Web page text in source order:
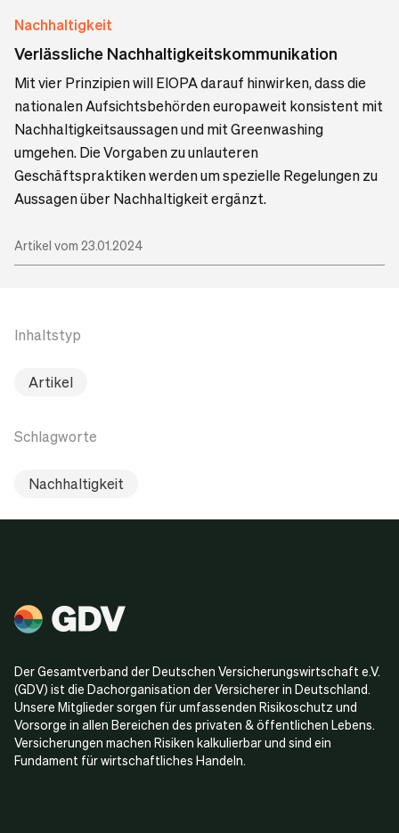
Nachhaltigkeit
Verlässliche Nachhaltigkeitskommunikation
Mit vier Prinzipien will EIOPA darauf hinwirken, dass die
nationalen Aufsichtsbehörden europaweit konsistent mit
Nachhaltigkeitsaussagen und mit Greenwashing
umgehen. Die Vorgaben zu unlauteren
Geschäftspraktiken werden um spezielle Regelungen zu
Aussagen über Nachhaltigkeit ergänzt.
Artikel vom 23.01.2024
Inhaltstyp
Artikel
Schlagworte
Nachhaltigkeit
Der Gesamtverband der Deutschen Versicherungswirtschaft e.V.
(GDV) ist die Dachorganisation der Versicherer in Deutschland.
Unsere Mitglieder sorgen für umfassenden Risikoschutz und
Vorsorge in allen Bereichen des privaten & öffentlichen Lebens.
Versicherungen machen Risiken kalkulierbar und sind ein
Fundament für wirtschaftliches Handeln.